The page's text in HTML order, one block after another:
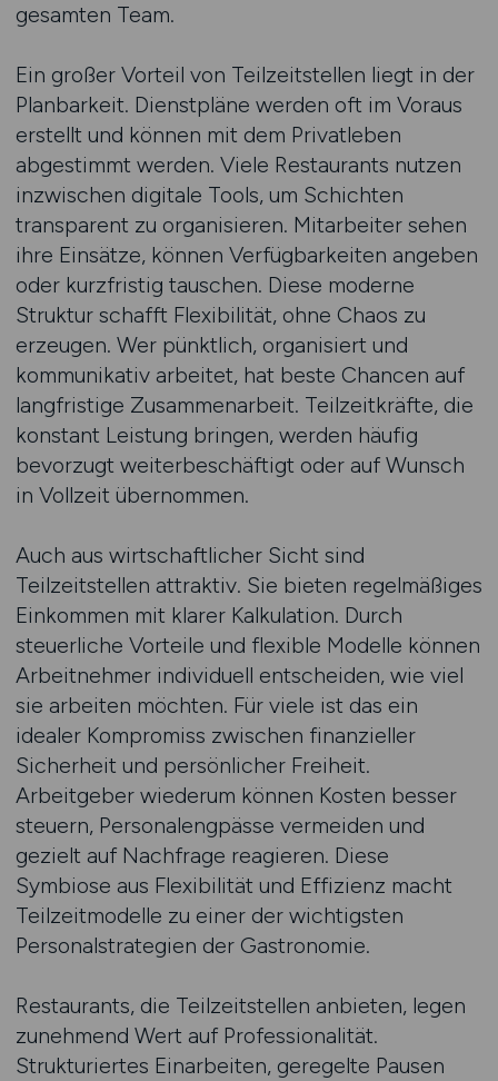
gesamten Team.
Ein großer Vorteil von Teilzeitstellen liegt in der
Planbarkeit. Dienstpläne werden oft im Voraus
erstellt und können mit dem Privatleben
abgestimmt werden. Viele Restaurants nutzen
inzwischen digitale Tools, um Schichten
transparent zu organisieren. Mitarbeiter sehen
ihre Einsätze, können Verfügbarkeiten angeben
oder kurzfristig tauschen. Diese moderne
Struktur schafft Flexibilität, ohne Chaos zu
erzeugen. Wer pünktlich, organisiert und
kommunikativ arbeitet, hat beste Chancen auf
langfristige Zusammenarbeit. Teilzeitkräfte, die
konstant Leistung bringen, werden häufig
bevorzugt weiterbeschäftigt oder auf Wunsch
in Vollzeit übernommen.
Auch aus wirtschaftlicher Sicht sind
Teilzeitstellen attraktiv. Sie bieten regelmäßiges
Einkommen mit klarer Kalkulation. Durch
steuerliche Vorteile und flexible Modelle können
Arbeitnehmer individuell entscheiden, wie viel
sie arbeiten möchten. Für viele ist das ein
idealer Kompromiss zwischen finanzieller
Sicherheit und persönlicher Freiheit.
Arbeitgeber wiederum können Kosten besser
steuern, Personalengpässe vermeiden und
gezielt auf Nachfrage reagieren. Diese
Symbiose aus Flexibilität und Effizienz macht
Teilzeitmodelle zu einer der wichtigsten
Personalstrategien der Gastronomie.
Restaurants, die Teilzeitstellen anbieten, legen
zunehmend Wert auf Professionalität.
Strukturiertes Einarbeiten, geregelte Pausen